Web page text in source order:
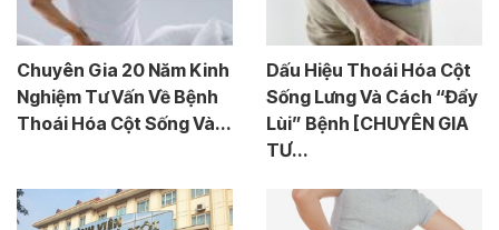
Chuyên Gia 20 Năm Kinh
Nghiệm Tư Vấn Về Bệnh
Thoái Hóa Cột Sống Và...
Dấu Hiệu Thoái Hóa Cột
Sống Lưng Và Cách “Đẩy
Lùi” Bệnh [CHUYÊN GIA
TƯ...